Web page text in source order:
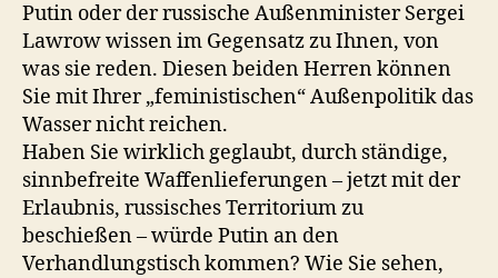
Putin oder der russische Außenminister Sergei
Lawrow wissen im Gegensatz zu Ihnen, von
was sie reden. Diesen beiden Herren können
Sie mit Ihrer „feministischen“ Außenpolitik das
Wasser nicht reichen.
Haben Sie wirklich geglaubt, durch ständige,
sinnbefreite Waffenlieferungen – jetzt mit der
Erlaubnis, russisches Territorium zu
beschießen – würde Putin an den
Verhandlungstisch kommen? Wie Sie sehen,